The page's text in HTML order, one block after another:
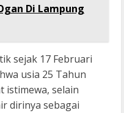
Di Lampung
sejak 17 Februari
usia 25 Tahun
istimewa, selain
dirinya sebagai